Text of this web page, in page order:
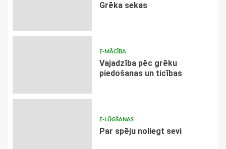
Grēka sekas
E-MĀCĪBA
Vajadzība pēc grēku
piedošanas un ticības
E-LŪGŠANAS
Par spēju noliegt sevi